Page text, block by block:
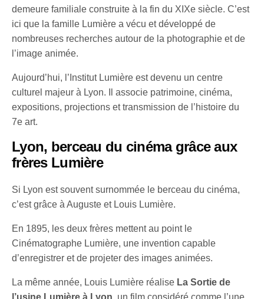
demeure familiale construite à la fin du XIXe siècle. C’est
ici que la famille Lumière a vécu et développé de
nombreuses recherches autour de la photographie et de
l’image animée.
Aujourd’hui, l’Institut Lumière est devenu un centre
culturel majeur à Lyon. Il associe patrimoine, cinéma,
expositions, projections et transmission de l’histoire du
7e art.
Lyon, berceau du cinéma grâce aux
frères Lumière
Si Lyon est souvent surnommée le berceau du cinéma,
c’est grâce à Auguste et Louis Lumière.
En 1895, les deux frères mettent au point le
Cinématographe Lumière, une invention capable
d’enregistrer et de projeter des images animées.
La même année, Louis Lumière réalise La Sortie de
l’usine Lumière à Lyon , un film considéré comme l’une